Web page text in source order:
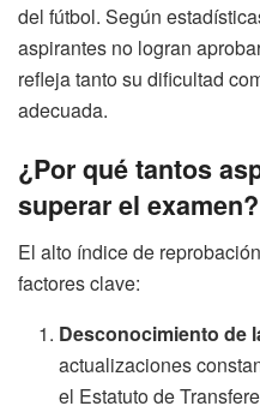
del fútbol. Según
aspirantes no logran
refleja tanto su dificultad
adecuada.
¿Por qué tantos
superar el examen?
El alto índice de
factores clave:
Desconocimiento de
actualizaciones
el Estatuto de